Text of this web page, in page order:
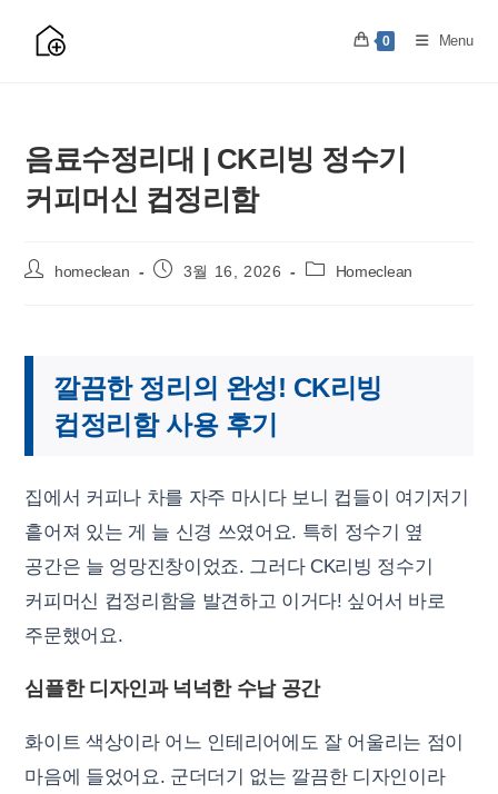
0 Menu
음료수정리대 | CK리빙 정수기
커피머신 컵정리함
Post
homeclean
Post 3월 16, 2026
Post
Homeclean
깔끔한 정리의 완성! CK리빙
컵정리함 사용 후기
집에서 커피나 차를 자주 마시다 보니 컵들이 여기저기
흩어져 있는 게 늘 신경 쓰였어요. 특히 정수기 옆
공간은 늘 엉망진창이었죠. 그러다 CK리빙 정수기
커피머신 컵정리함을 발견하고 이거다! 싶어서 바로
주문했어요.
심플한 디자인과 넉넉한 수납 공간
화이트 색상이라 어느 인테리어에도 잘 어울리는 점이
마음에 들었어요. 군더더기 없는 깔끔한 디자인이라